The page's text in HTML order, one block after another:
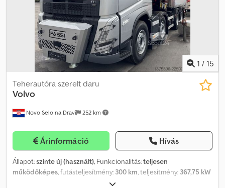
1 / 15
Novo Selo na Dravi 252 km
Teherautóra szerelt daru
Volvo
Árinformáció Hívás
Állapot:szinte új (használt), Funkcionalitás:teljesen
működőképes, futásteljesítmény: 300 km, teljesítmény: 367,75 kW
, első forgalomba helyezés: